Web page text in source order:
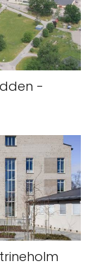
-